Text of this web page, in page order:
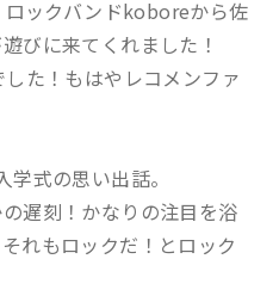
ックバンドkoboreから佐
びに来てくれました！
た！もはやレコメンファ
式の思い出話。
遅刻！かなりの注目を浴
れもロックだ！とロック